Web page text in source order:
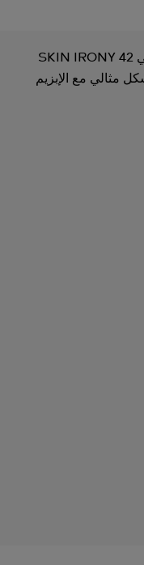
يتميز هذا السوار المصنوع من الجلد البني SKIN IRONY 42
مثالي مع الإبزيم